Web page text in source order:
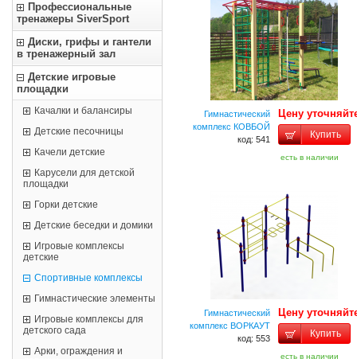
Профессиональные
тренажеры SiverSport
Диски, грифы и гантели
в тренажерный зал
Детские игровые
площадки
Качалки и балансиры
Детские песочницы
Качели детские
Карусели для детской
площадки
Горки детские
Детские беседки и домики
Игровые комплексы
детские
Спортивные комплексы
Гимнастические элементы
Игровые комплексы для
детского сада
Арки, ограждения и
Гимнастический
комплекс КОВБОЙ
код: 541
Цену
Купить
есть в наличии
Гимнастический
комплекс ВОРКАУТ
код: 553
Цену
Купить
есть в наличии